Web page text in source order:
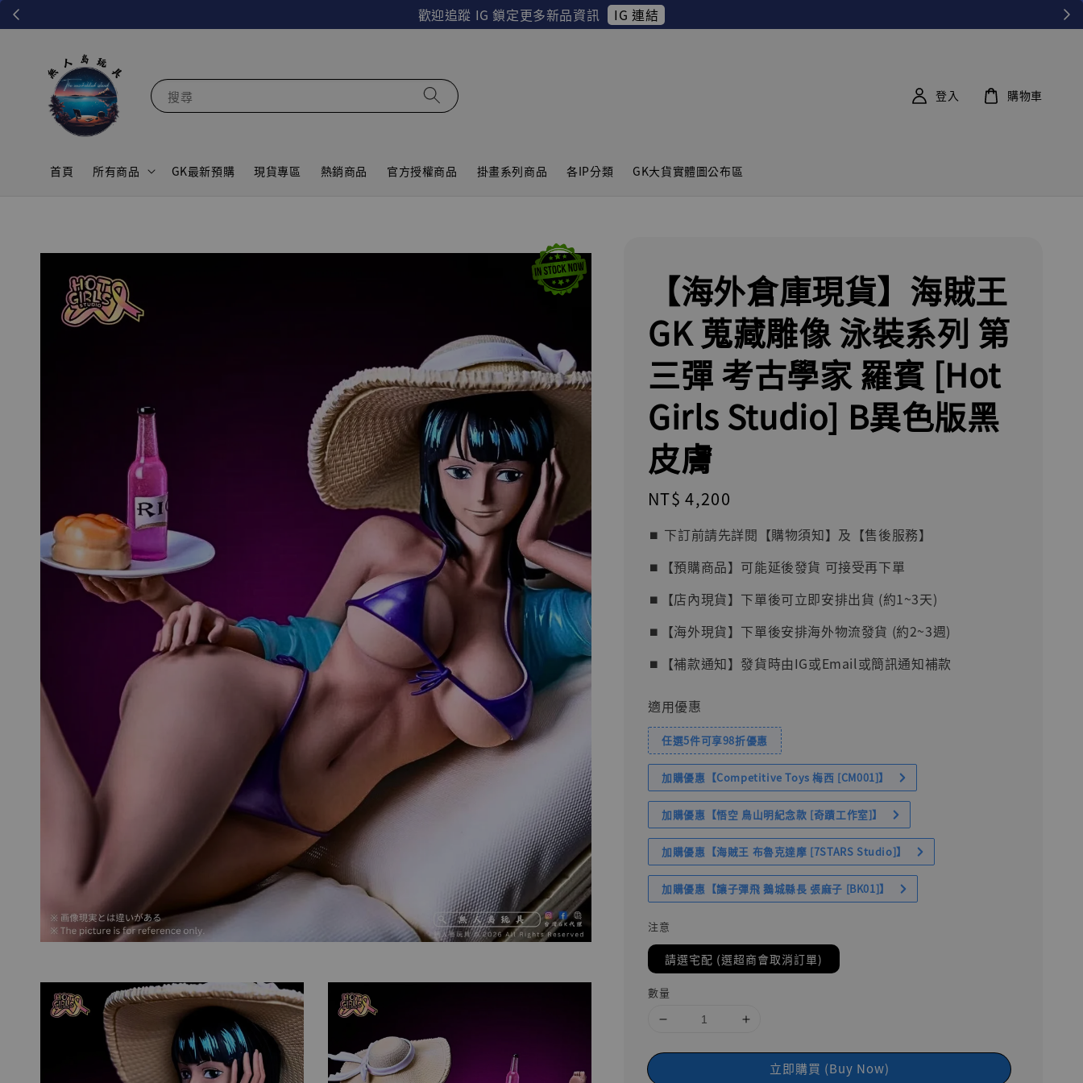
歡迎追蹤 IG 鎖定更多新品資訊 IG 連結
搜尋
首頁 所有商品 GK最新預購 現貨專區 熱銷商品 官方授權商品 掛畫系列商品 各IP分類 GK大貨實體圖公布區
登入 購物車
【海外倉庫現貨】海賊王
GK 蒐藏雕像 泳裝系列 第
三彈 考古學家 羅賓 [Hot
Girls Studio] B異色版黑
皮膚
Regular
price
NT$ 4,200
⏹︎ 下訂前請先詳閱【購物須知】及【售後服務】
⏹︎【預購商品】可能延後發貨 可接受再下單
⏹︎【店內現貨】下單後可立即安排出貨 (約1~3天)
⏹︎【海外現貨】下單後安排海外物流發貨 (約2~3週)
⏹︎【補款通知】發貨時由IG或Email或簡訊通知補款
適用優惠
任選5件可享98折優惠
加購優惠【Competitive Toys 梅西 [CM001]】
加購優惠【悟空 鳥山明紀念款 [奇蹟工作室]】
加購優惠【海賊王 布魯克達摩 [7STARS Studio]】
加購優惠【讓子彈飛 鵝城縣長 張麻子 [BK01]】
注意
請選宅配 (選超商會取消訂單)
數量
立即購買 (Buy Now)